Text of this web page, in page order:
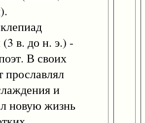
в. до н. э.) -
В своих
прославлял
и
новую жизнь